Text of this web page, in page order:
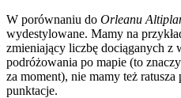
W porównaniu do Orleanu
wydestylowane. Mamy na
zmieniający liczbę dociąganych z
podróżowania po mapie (to
za moment), nie mamy też
punktacje.